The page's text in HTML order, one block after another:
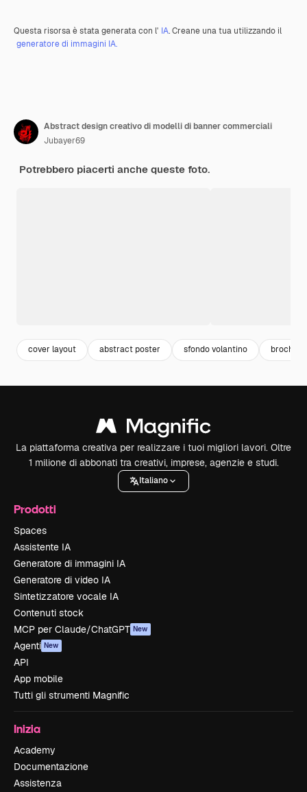
Questa risorsa è stata generata con l' IA. Creane una tua utilizzando il
generatore di immagini IA.
Abstract design creativo di modelli di banner commerciali
Jubayer69
Potrebbero piacerti anche queste foto.
cover layout abstract poster sfondo volantino
La piattaforma creativa per realizzare i tuoi migliori lavori. Oltre
1 milione di abbonati tra creativi, imprese, agenzie e studi.
Italiano
Prodotti
Spaces
Assistente IA
Generatore di immagini IA
Generatore di video IA
Sintetizzatore vocale IA
Contenuti stock
MCP per Claude/ChatGPT New
Agenti New
API
App mobile
Tutti gli strumenti Magnific
Inizia
Academy
Documentazione
Assistenza